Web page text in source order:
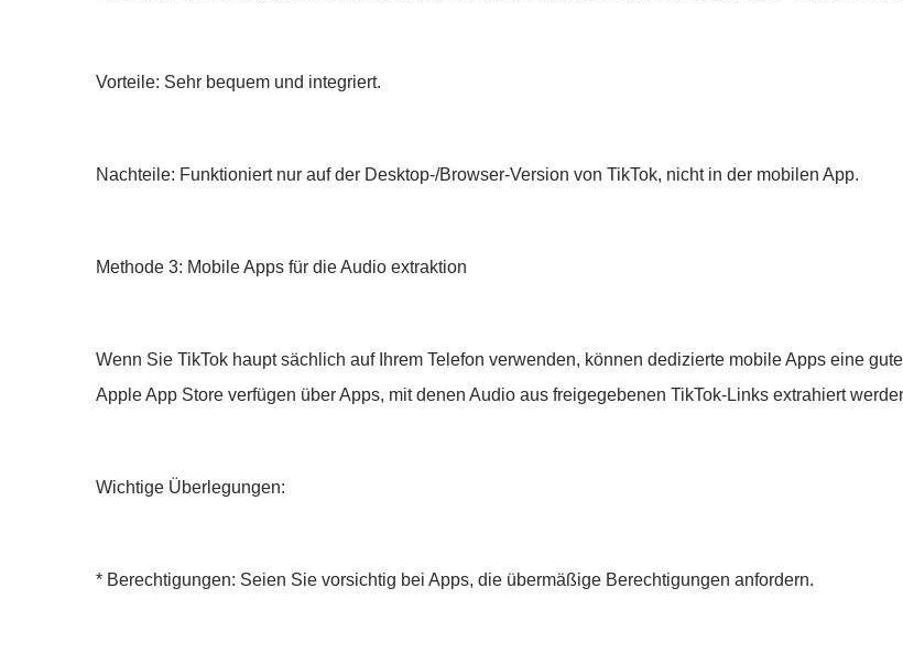
Vorteile: Sehr bequem und integriert.
Nachteile: Funktioniert nur auf der Desktop-/Browser-Version von TikTok, nicht in der mobilen App.
Methode 3: Mobile Apps für die Audio extraktion
Wenn Sie TikTok haupt sächlich auf Ihrem Telefon verwenden, können dedizierte mobile Apps eine
Apple App Store verfügen über Apps, mit denen Audio aus freigegebenen TikTok-Links extrahiert
Wichtige Überlegungen:
* Berechtigungen: Seien Sie vorsichtig bei Apps, die übermäßige Berechtigungen anfordern.